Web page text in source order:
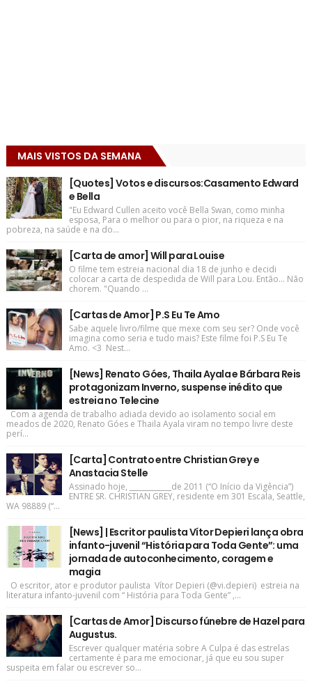
MAIS VISTOS DA SEMANA
[Quotes] Votos e discursos:Casamento Edward
e Bella
"Eu Edward Cullen aceito você Bella Swan, como minha
esposa, Para o melhor ou para o pior, na riqueza e na
pobreza, na saúde e na do...
[Carta de amor] Will para Louise
O filme tem estreia nacional dia 18 de junho e decidi
colocar a carta de despedida de Will para Lou. Então... Não
chorem. "Quando ...
[Cartas de Amor] P.S Eu Te Amo
Sabe aquele livro/filme que mexe com seu ser? Onde você
imagina como seria e tudo mais? Este filme foi P.S Eu Te
Amo. <3 Nest...
[News] Renato Góes, Thaila Ayala e Bárbara Reis
protagonizam Inverno, suspense inédito que
estreia no Telecine
Com a agenda de trabalho adiada devido ao isolamento social em
meados de 2020, Renato Góes e Thaila Ayala viram no tempo livre deste
perí...
[Carta] Contrato entre Christian Grey e
Anastacia Stelle
Assinado hoje, ____________de 2011 (“O Início da Vigência”)
ENTRE SR. CHRISTIAN GREY, residente em 301 Escala, Seattle,
WA 98889 (“...
[News] | Escritor paulista Vítor Depieri lança obra
infanto-juvenil “História para Toda Gente”: uma
jornada de autoconhecimento, coragem e
magia
O escritor, ator e produtor paulista Vítor Depieri (@vi.depieri) estreia na
literatura infanto-juvenil com “ História para Toda Gente” ,...
[Cartas de Amor] Discurso fúnebre de Hazel para
Augustus.
Escrever qualquer matéria sobre A Culpa é das estrelas
certamente é para me emocionar, já que eu sou super
suspeita em falar ou escrever so...